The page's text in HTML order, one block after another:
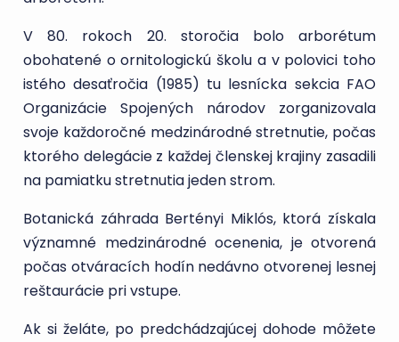
V 80. rokoch 20. storočia bolo arborétum
obohatené o ornitologickú školu a v polovici toho
istého desaťročia (1985) tu lesnícka sekcia FAO
Organizácie Spojených národov zorganizovala
svoje každoročné medzinárodné stretnutie, počas
ktorého delegácie z každej členskej krajiny zasadili
na pamiatku stretnutia jeden strom.
Botanická záhrada Bertényi Miklós, ktorá získala
významné medzinárodné ocenenia, je otvorená
počas otváracích hodín nedávno otvorenej lesnej
reštaurácie pri vstupe.
Ak si želáte, po predchádzajúcej dohode môžete